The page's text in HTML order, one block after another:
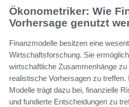
Ökonometriker: Wie
Vorhersage genutzt
Finanzmodelle besitzen eine
Wirtschaftsforschung. Sie
wirtschaftliche Zusammenhänge
realistische Vorhersagen zu
Modelle trägt dazu bei, finanzielle
und fundierte Entscheidungen zu